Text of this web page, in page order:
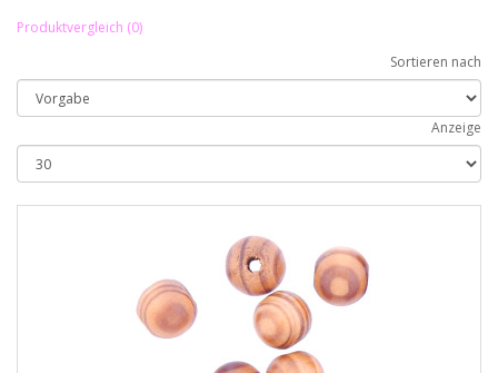
Produktvergleich (0)
Sortieren nach
Anzeige